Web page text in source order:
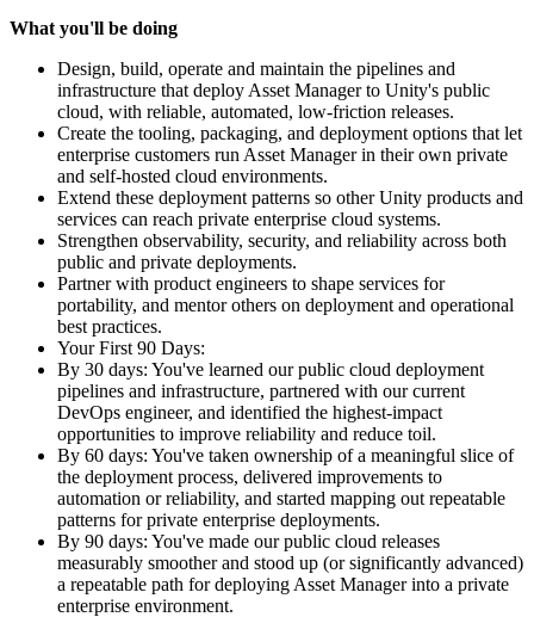
What you'll be doing
Design, build, operate and maintain the pipelines and
infrastructure that deploy Asset Manager to Unity's public
cloud, with reliable, automated, low-friction releases.
Create the tooling, packaging, and deployment options that let
enterprise customers run Asset Manager in their own private
and self-hosted cloud environments.
Extend these deployment patterns so other Unity products and
services can reach private enterprise cloud systems.
Strengthen observability, security, and reliability across both
public and private deployments.
Partner with product engineers to shape services for
portability, and mentor others on deployment and operational
best practices.
Your First 90 Days:
By 30 days: You've learned our public cloud deployment
pipelines and infrastructure, partnered with our current
DevOps engineer, and identified the highest-impact
opportunities to improve reliability and reduce toil.
By 60 days: You've taken ownership of a meaningful slice of
the deployment process, delivered improvements to
automation or reliability, and started mapping out repeatable
patterns for private enterprise deployments.
By 90 days: You've made our public cloud releases
measurably smoother and stood up (or significantly advanced)
a repeatable path for deploying Asset Manager into a private
enterprise environment.